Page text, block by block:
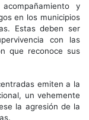
y
en los municipios
Estas deben ser
con las
que reconoce sus
emiten a la
un vehemente
la agresión de la